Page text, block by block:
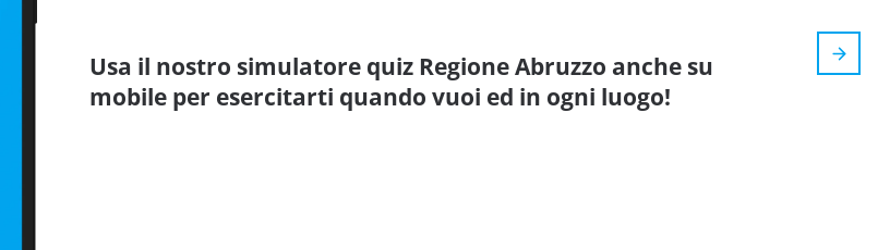
Usa il nostro simulatore quiz Regione Abruzzo anche su
mobile per esercitarti quando vuoi ed in ogni luogo!